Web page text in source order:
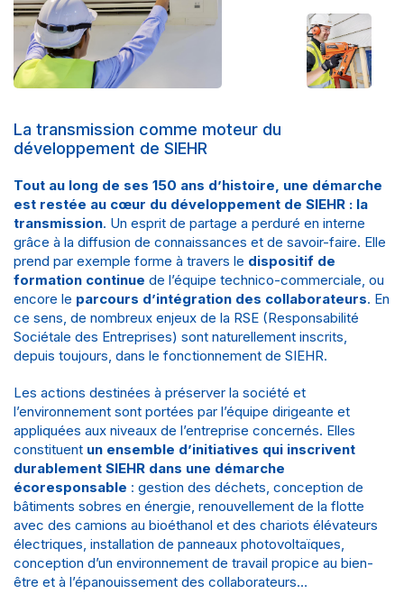
La transmission comme moteur du
développement de SIEHR
Tout au long de ses 150 ans d’histoire, une démarche
est restée au cœur du développement de SIEHR : la
transmission. Un esprit de partage a perduré en interne
grâce à la diffusion de connaissances et de savoir-faire. Elle
prend par exemple forme à travers le dispositif de
formation continue de l’équipe technico-commerciale, ou
encore le parcours d’intégration des collaborateurs. En
ce sens, de nombreux enjeux de la RSE (Responsabilité
Sociétale des Entreprises) sont naturellement inscrits,
depuis toujours, dans le fonctionnement de SIEHR.
Les actions destinées à préserver la société et
l’environnement sont portées par l’équipe dirigeante et
appliquées aux niveaux de l’entreprise concernés. Elles
constituent un ensemble d’initiatives qui inscrivent
durablement SIEHR dans une démarche
écoresponsable : gestion des déchets, conception de
bâtiments sobres en énergie, renouvellement de la flotte
avec des camions au bioéthanol et des chariots élévateurs
électriques, installation de panneaux photovoltaïques,
conception d’un environnement de travail propice au bien-
être et à l’épanouissement des collaborateurs…